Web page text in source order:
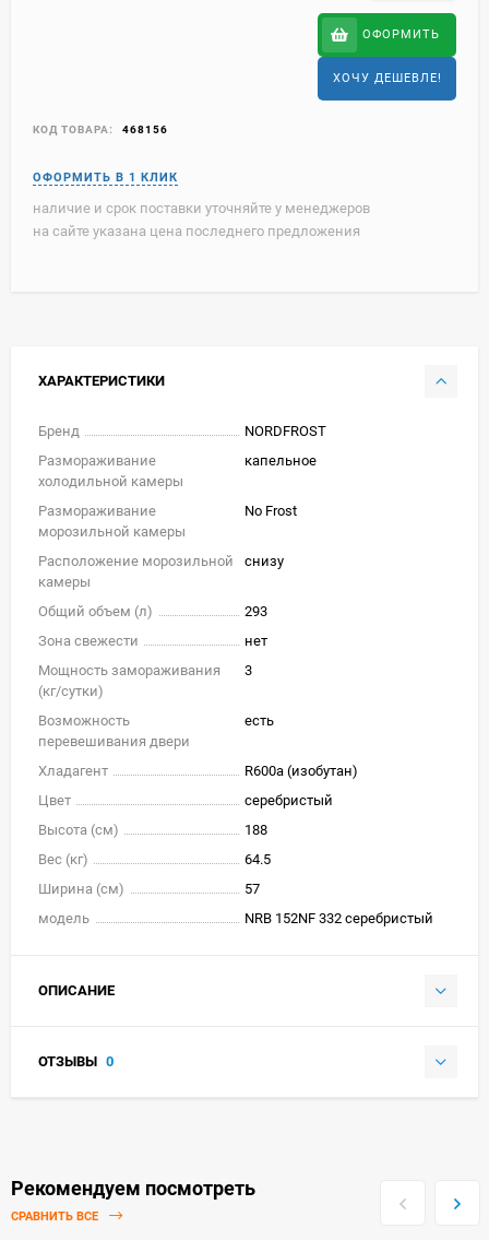
ОФОРМИТЬ
ХОЧУ ДЕШЕВЛЕ!
КОД ТОВАРА: 468156
наличие и срок поставки уточняйте у менеджеров
на сайте указана цена последнего предложения
ХАРАКТЕРИСТИКИ
Бренд
NORDFROST
Размораживание
холодильной камеры
капельное
Размораживание
морозильной камеры
No Frost
Расположение морозильной
камеры
снизу
Общий объем (л)
293
Зона свежести
нет
Мощность замораживания
(кг/cутки)
3
Возможность
перевешивания двери
есть
Хладагент
R600a (изобутан)
Цвет
серебристый
Высота (см)
188
Вес (кг)
64.5
Ширина (см)
57
модель
NRB 152NF 332 серебристый
ОПИСАНИЕ
ОТЗЫВЫ 0
Рекомендуем посмотреть
СРАВНИТЬ ВСЕ